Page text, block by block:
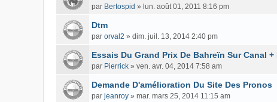
par Bertospid » lun. août 01, 2011 8:16 pm
Dtm
par orval2 » dim. juil. 13, 2014 2:40 pm
Essais Du Grand Prix De Bahreïn Sur Canal +
par Pierrick » ven. avr. 04, 2014 7:58 am
Demande D'amélioration Du Site Des Pronos
par jeanroy » mar. mars 25, 2014 11:15 am